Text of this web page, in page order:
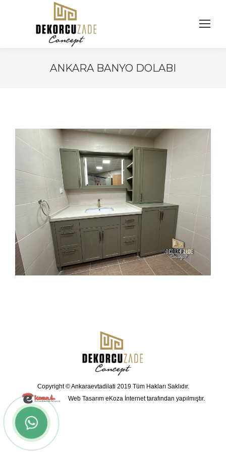
ANKARA BANYO DOLABI
Copyright © Ankaraevtadilati 2019 Tüm Hakları Saklıdır.
Web TasarımeKoza İnternet tarafından yapılmıştır.